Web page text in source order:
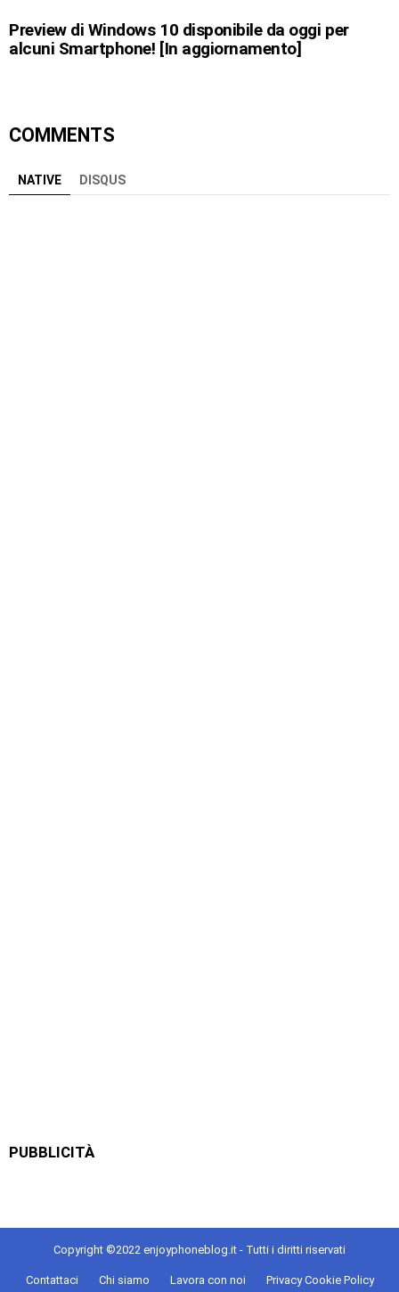
Preview di Windows 10 disponibile da oggi per
alcuni Smartphone! [In aggiornamento]
COMMENTS
NATIVE DISQUS
PUBBLICITÀ
Copyright ©2022 enjoyphoneblog.it - Tutti i diritti riservati
Contattaci Chi siamo Lavora con noi Privacy Cookie Policy